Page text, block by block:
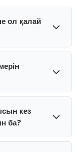
ол қалай
II
plug and
режимді
ішінде
режимнің
көлік
қозғалтқыш
кез
ба?